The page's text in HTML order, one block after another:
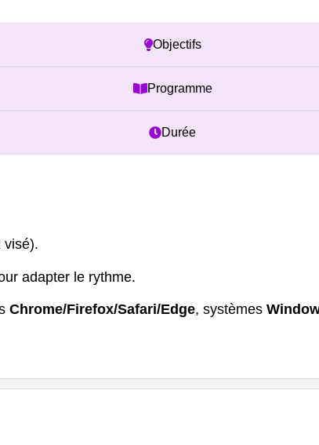
Objectifs
Programme
Durée
visé).
adapter le rythme.
Chrome/Firefox/Safari/Edge, systèmes